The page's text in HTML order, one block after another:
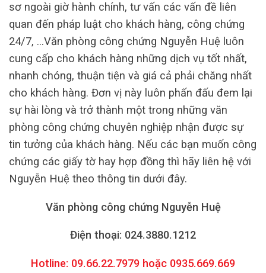
sơ ngoài giờ hành chính, tư vấn các vấn đề liên
quan đến pháp luật cho khách hàng, công chứng
24/7, …Văn phòng công chứng Nguyễn Huệ luôn
cung cấp cho khách hàng những dịch vụ tốt nhất,
nhanh chóng, thuận tiện và giá cả phải chăng nhất
cho khách hàng. Đơn vị này luôn phấn đấu đem lại
sự hài lòng và trở thành một trong những văn
phòng công chứng chuyên nghiệp nhận được sự
tin tưởng của khách hàng. Nếu các bạn muốn công
chứng các giấy tờ hay hợp đồng thì hãy liên hệ với
Nguyễn Huệ theo thông tin dưới đây.
Văn phòng công chứng Nguyễn Huệ
Điện thoại: 024.3880.1212
Hotline: 09.66.22.7979 hoặc 0935.669.669